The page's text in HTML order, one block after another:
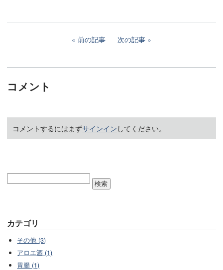
前の記事 次の記事
コメント
コメントするにはまずサインイン してください。
カテゴリ
その他 (3)
アロエ酒 (1)
胃腸 (1)